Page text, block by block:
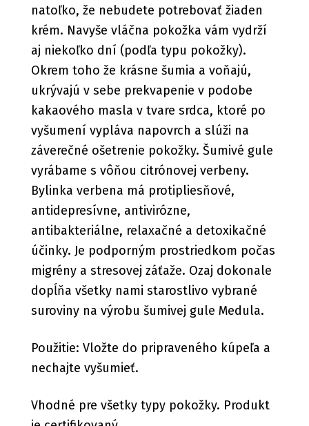
natoľko, že nebudete potrebovať žiaden
krém. Navyše vláčna pokožka vám vydrží
aj niekoľko dní (podľa typu pokožky).
Okrem toho že krásne šumia a voňajú,
ukrývajú v sebe prekvapenie v podobe
kakaového masla v tvare srdca, ktoré po
vyšumení vypláva napovrch a slúži na
záverečné ošetrenie pokožky. Šumivé gule
vyrábame s vôňou citrónovej verbeny.
Bylinka verbena má protipliesňové,
antidepresívne, antivirózne,
antibakteriálne, relaxačné a detoxikačné
účinky. Je podporným prostriedkom počas
migrény a stresovej záťaže. Ozaj dokonale
dopĺňa všetky nami starostlivo vybrané
suroviny na výrobu šumivej gule Medula.
Použitie: Vložte do pripraveného kúpeľa a
nechajte vyšumieť.
Vhodné pre všetky typy pokožky. Produkt